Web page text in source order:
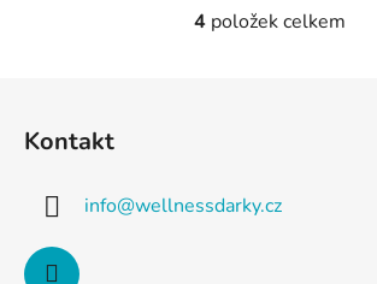
O
í
4 položek celkem
Kontakt
info@wellnessdarky.cz